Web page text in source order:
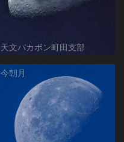
天文バカボン町田支部
今朝月